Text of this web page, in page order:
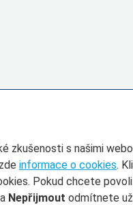
zkušenosti s našimi
informace o cookies.
Pokud chcete
Nepřijmout odmítnete